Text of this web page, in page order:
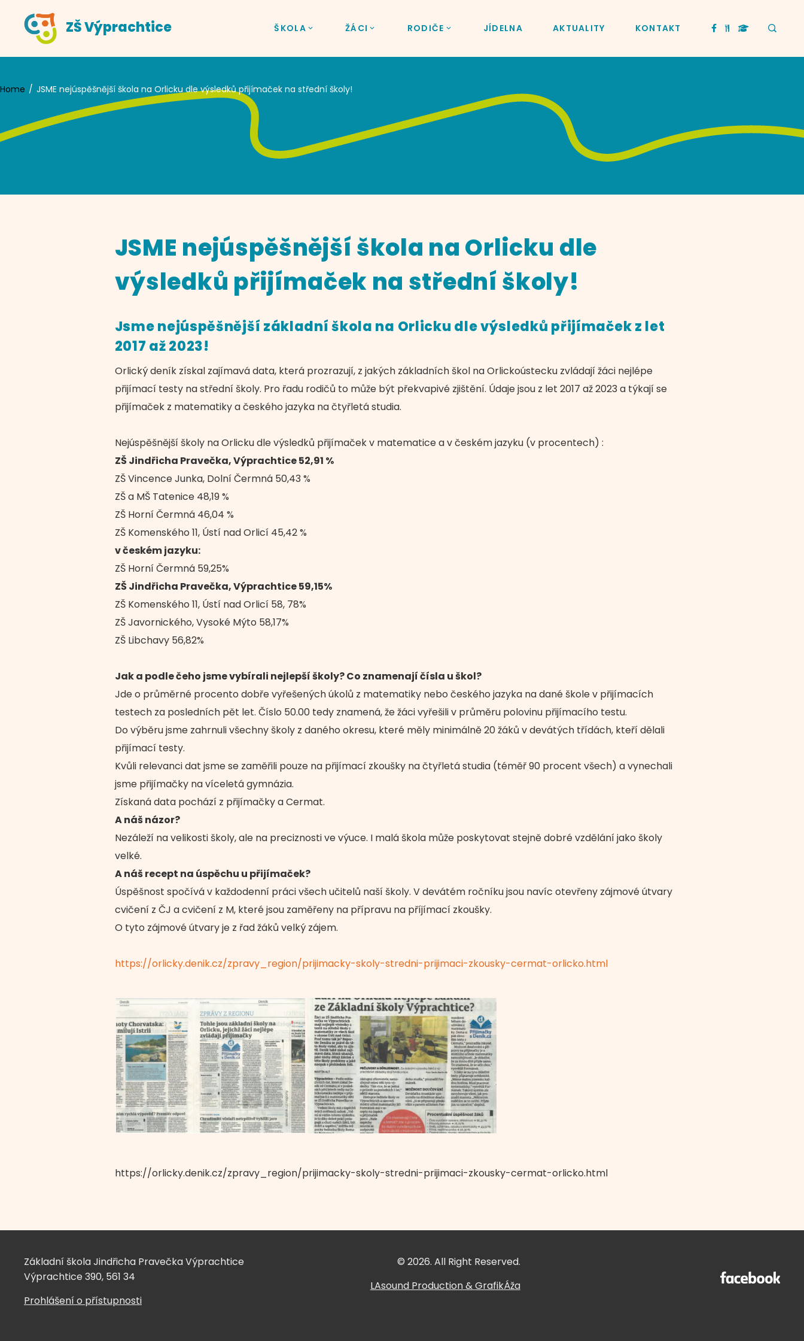
content
ZŠ Výprachtice ŠKOLA ŽÁCI RODIČE JÍDELNA AKTUALITY KONTAKT
Home JSME nejúspěšnější škola na Orlicku dle výsledků přijímaček na střední školy!
JSME nejúspěšnější škola na Orlicku dle
výsledků přijímaček na střední školy!
Jsme nejúspěšnější základní škola na Orlicku dle výsledků přijímaček z let
2017 až 2023!
Orlický deník získal zajímavá data, která prozrazují, z jakých základních škol na Orlickoústecku zvládají žáci nejlépe
přijímací testy na střední školy. Pro řadu rodičů to může být překvapivé zjištění. Údaje jsou z let 2017 až 2023 a týkají se
přijímaček z matematiky a českého jazyka na čtyřletá studia.
Nejúspěšnější školy na Orlicku dle výsledků přijímaček v matematice a v českém jazyku (v procentech) :
ZŠ Jindřicha Pravečka, Výprachtice 52,91 %
ZŠ Vincence Junka, Dolní Čermná 50,43 %
ZŠ a MŠ Tatenice 48,19 %
ZŠ Horní Čermná 46,04 %
ZŠ Komenského 11, Ústí nad Orlicí 45,42 %
v českém jazyku:
ZŠ Horní Čermná 59,25%
ZŠ Jindřicha Pravečka, Výprachtice 59,15%
ZŠ Komenského 11, Ústí nad Orlicí 58, 78%
ZŠ Javornického, Vysoké Mýto 58,17%
ZŠ Libchavy 56,82%
Jak a podle čeho jsme vybírali nejlepší školy? Co znamenají čísla u škol?
Jde o průměrné procento dobře vyřešených úkolů z matematiky nebo českého jazyka na dané škole v přijímacích
testech za posledních pět let. Číslo 50.00 tedy znamená, že žáci vyřešili v průměru polovinu přijímacího testu.
Do výběru jsme zahrnuli všechny školy z daného okresu, které měly minimálně 20 žáků v devátých třídách, kteří dělali
přijímací testy.
Kvůli relevanci dat jsme se zaměřili pouze na přijímací zkoušky na čtyřletá studia (téměř 90 procent všech) a vynechali
jsme přijímačky na víceletá gymnázia.
Získaná data pochází z přijímačky a Cermat.
A náš názor?
Nezáleží na velikosti školy, ale na preciznosti ve výuce. I malá škola může poskytovat stejně dobré vzdělání jako školy
velké.
A náš recept na úspěchu u přijímaček?
Úspěšnost spočívá v každodenní práci všech učitelů naší školy. V devátém ročníku jsou navíc otevřeny zájmové útvary
cvičení z ČJ a cvičení z M, které jsou zaměřeny na přípravu na příjímací zkoušky.
O tyto zájmové útvary je z řad žáků velký zájem.
https://orlicky.denik.cz/zpravy_region/prijimacky-skoly-stredni-prijimaci-zkousky-cermat-orlicko.html
https://orlicky.denik.cz/zpravy_region/prijimacky-skoly-stredni-prijimaci-zkousky-cermat-orlicko.html
Základní škola Jindřicha Pravečka Výprachtice
Výprachtice 390, 561 34
Prohlášení o přístupnosti
© 2026. All Right Reserved.
LAsound Production&GrafikÁža